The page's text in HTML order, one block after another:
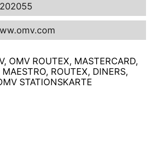
OMV ROUTEX, MASTERCARD,
ROUTEX, DINERS,
STATIONSKARTE